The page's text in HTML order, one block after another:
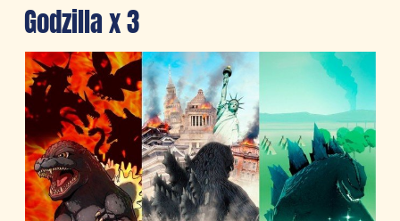
Godzilla x 3